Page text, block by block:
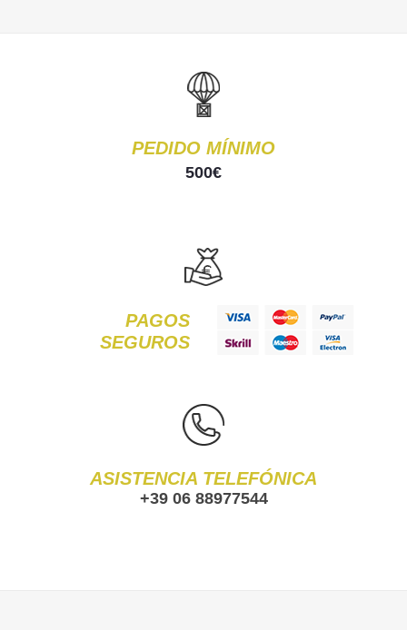
PEDIDO MÍNIMO
500€
PAGOS
SEGUROS
ASISTENCIA TELEFÓNICA
+39 06 88977544